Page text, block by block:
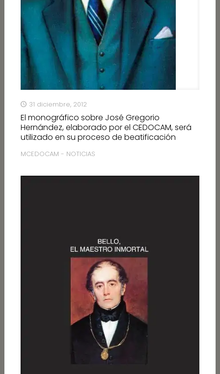
31 diciembre, 2012
El monográfico sobre José Gregorio
Hernández, elaborado por el CEDOCAM, será
utilizado en su proceso de beatificación
MCEDOCAM - NOTICIAS